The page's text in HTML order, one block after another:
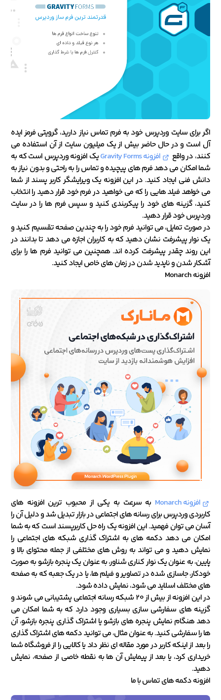
اگر برای سایت وردپرس خود به فرم تماس نیاز دارید، گرویتی فرمز ایده
آل است و در حال حاضر بیش از یک میلیون سایت از آن استفاده می
کنند، در واقع
افزونه Gravity Forms
یک افزونه وردپرس است که به
شما امکان می دهد فرم های پیچیده و تماس را به راحتی و بدون نیاز به
دانش فنی ایجاد کنید. در این افزونه یک ویرایشگر کاربر پسند از شما
می خواهد فیلد هایی را که می خواهید در فرم خود قرار دهید را انتخاب
کنید، گزینه های خود را پیکربندی کنید و سپس فرم ها را در سایت
وردپرس خود قرار دهید.
در صورت تمایل، می توانید فرم خود را به چندین صفحه تقسیم کنید و
یک نوار پیشرفت نشان دهید که به کاربران اجازه می دهد تا بدانند در
این روند چقدر پیشرفت کرده اند. همچنین می توانید فرم ها را برای
آشکار شدن و ناپدید شدن در زمان های خاص ایجاد کنید.
افزونه Monarch
افزونه Monarch
به سرعت به یکی از محبوب ترین افزونه های
کاربردی وردپرس برای رسانه های اجتماعی در بازار تبدیل شد و دلیل آن را
آسان می توان فهمید. این افزونه یک راه حل کاربرپسند است که به شما
امکان می دهد دکمه های به اشتراک گذاری شبکه های اجتماعی را
نمایش دهید و می تواند به روش های مختلفی از جمله محتوای بالا و
پایین، به عنوان یک نوار کناری شناور، به عنوان یک پنجره بازشو به صورت
خودکار، جاسازی شده در تصاویر و فیلم ها، یا در یک جعبه که به صفحه
های مختلف اسلاید می شود، نمایش داده شود.
در این افزونه از بیش از 20 شبکه رسانه اجتماعی پشتیبانی می شوند و
گزینه های سفارشی سازی بسیاری وجود دارد که به شما امکان می
دهد هنگام نمایش پنجره های بازشو یا اشتراک گذاری پنجره بازشو، آن
ها را سفارشی کنید. به عنوان مثال، می توانید دکمه های اشتراک گذاری
را بعد از اینکه کاربر در مورد مقاله ای نظر داد یا کالایی را از فروشگاه شما
خریداری کرد، یا بعد از پیمایش آن ها به نقطه خاصی از صفحه، نمایش
دهید.
افزونه دکمه های تماس با ما